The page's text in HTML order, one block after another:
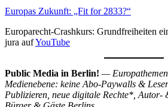
Europas Zukunft: „Fit for 2833?“
Europarecht-Crashkurs: Grundfreiheiten
jura aufYouTube
Public Media in Berlin! —
Medienebene: keine Abo-Paywalls &
Publizieren, neue digitale Rechte*,